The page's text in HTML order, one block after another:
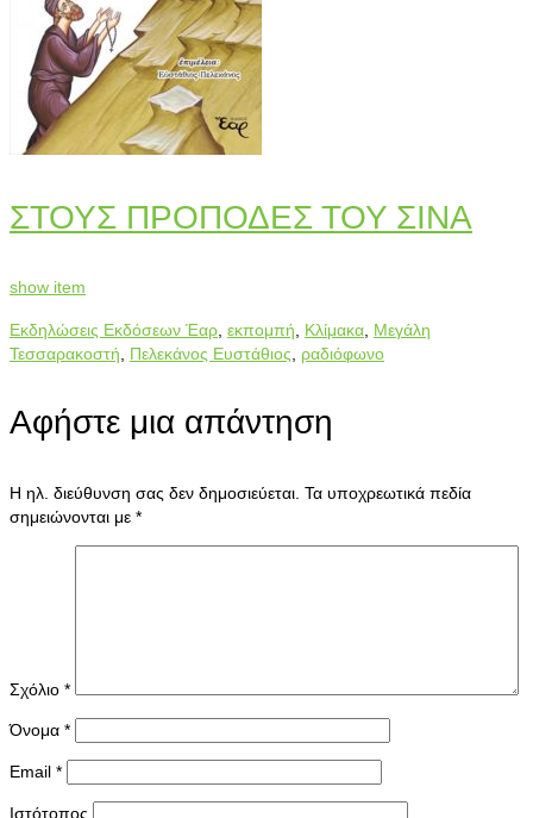
ΣΤΟΥΣ ΠΡΟΠΟΔΕΣ ΤΟΥ ΣΙΝΑ
show item
Εκδηλώσεις Εκδόσεων Έαρ, εκπομπή, Κλίμακα, Μεγάλη
Τεσσαρακοστή, Πελεκάνος Ευστάθιος, ραδιόφωνο
Αφήστε μια απάντηση
Η ηλ. διεύθυνση σας δεν δημοσιεύεται. Τα υποχρεωτικά πεδία
σημειώνονται με *
Σχόλιο *
Όνομα *
Email *
Ιστότοπος